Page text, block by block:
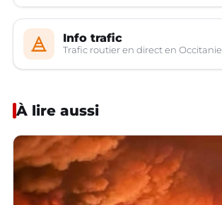
Info trafic
Trafic routier en direct en Occitanie
À lire aussi